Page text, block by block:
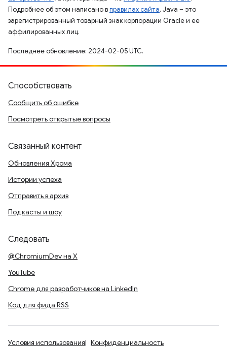
Подробнее об этом написано вправилах сайта. Java – это
зарегистрированный товарный знак корпорации Oracle и ее
аффилированных лиц.
Последнее обновление: 2024-02-05 UTC.
Способствовать
Сообщить об ошибке
Посмотреть открытые вопросы
Связанный контент
Обновления Хрома
Истории успеха
Отправить в архив
Подкасты и шоу
Следовать
@ChromiumDev на X
YouTube
Chrome для разработчиков на LinkedIn
Код для фида RSS
Условия использования
Конфиденциальность